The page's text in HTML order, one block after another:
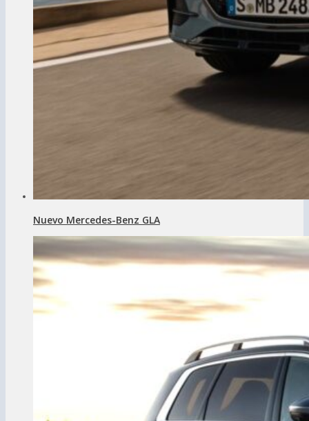
Nuevo Mercedes-Benz GLA